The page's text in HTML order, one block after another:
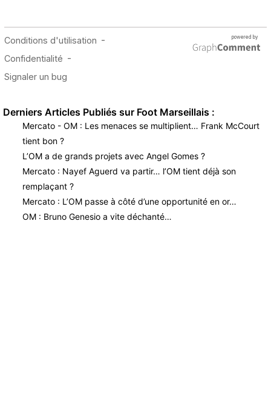
Derniers Articles Publiés sur Foot Marseillais :
Mercato - OM : Les menaces se multiplient… Frank McCourt
tient bon ?
L’OM a de grands projets avec Angel Gomes ?
Mercato : Nayef Aguerd va partir… l’OM tient déjà son
remplaçant ?
Mercato : L’OM passe à côté d’une opportunité en or…
OM : Bruno Genesio a vite déchanté…